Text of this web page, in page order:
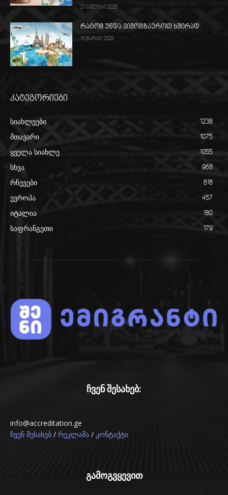
21 ივლისი 2025
რატომ უნდა ვიმოგზაუროთ ხშირად
15 მარტი 2026
კატეგორიები
სიახლეები 1238
მთავარი 1075
ყველა სიახლე 1055
სხვა 968
რჩევები 818
ევროპა 457
იტალია 180
საფრანგეთი 179
ჩვენ შესახებ:
info@accreditation.ge
ჩვენ შესახებ / რეკლამა / კონტაქტი
გამოგვყევით